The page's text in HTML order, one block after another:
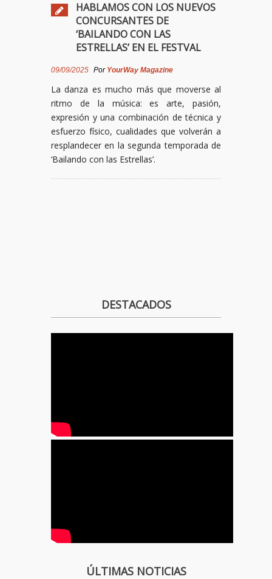
HABLAMOS CON LOS NUEVOS
CONCURSANTES DE
‘BAILANDO CON LAS
ESTRELLAS’ EN EL FESTVAL
09/09/2025 Por YourWay Magazine
La danza es mucho más que moverse al
ritmo de la música: es arte, pasión,
expresión y una combinación de técnica y
esfuerzo físico, cualidades que volverán a
resplandecer en la segunda temporada de
‘Bailando con las Estrellas’.
DESTACADOS
ÚLTIMAS NOTICIAS